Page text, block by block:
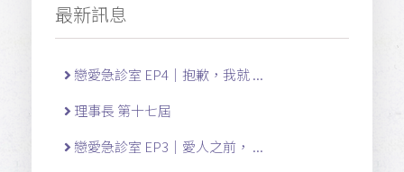
最新訊息
戀愛急診室 EP4｜抱歉，我就 ...
理事長 第十七屆
戀愛急診室 EP3｜愛人之前， ...